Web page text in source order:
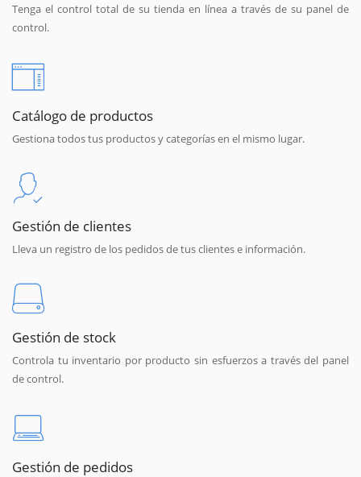
Tenga el control total de su tienda en línea a través de su panel de
control.
Catálogo de productos
Gestiona todos tus productos y categorías en el mismo lugar.
Gestión de clientes
Lleva un registro de los pedidos de tus clientes e información.
Gestión de stock
Controla tu inventario por producto sin esfuerzos a través del panel
de control.
Gestión de pedidos